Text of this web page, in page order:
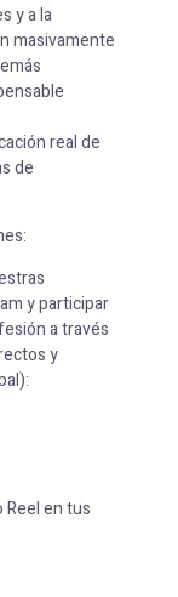
y a la
masivamente
real de
de
y participar
a través
y
Reel en tus